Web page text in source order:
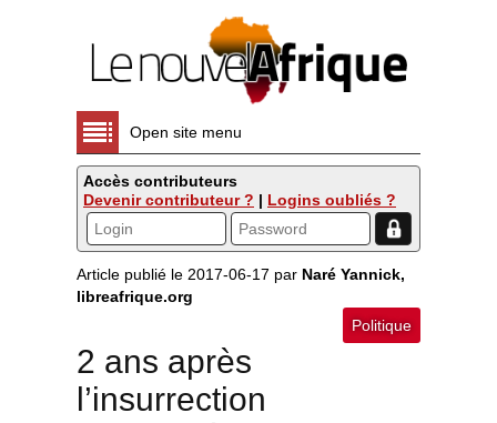
Open site menu
Accès contributeurs
Devenir contributeur ? | Logins oubliés ?
Article publié le 2017-06-17 par Naré Yannick,
libreafrique.org
Politique
2 ans après
l’insurrection